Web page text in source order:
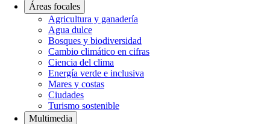
Áreas focales
Agricultura y ganadería
Agua dulce
Bosques y biodiversidad
Cambio climático en cifras
Ciencia del clima
Energía verde e inclusiva
Mares y costas
Ciudades
Turismo sostenible
Multimedia